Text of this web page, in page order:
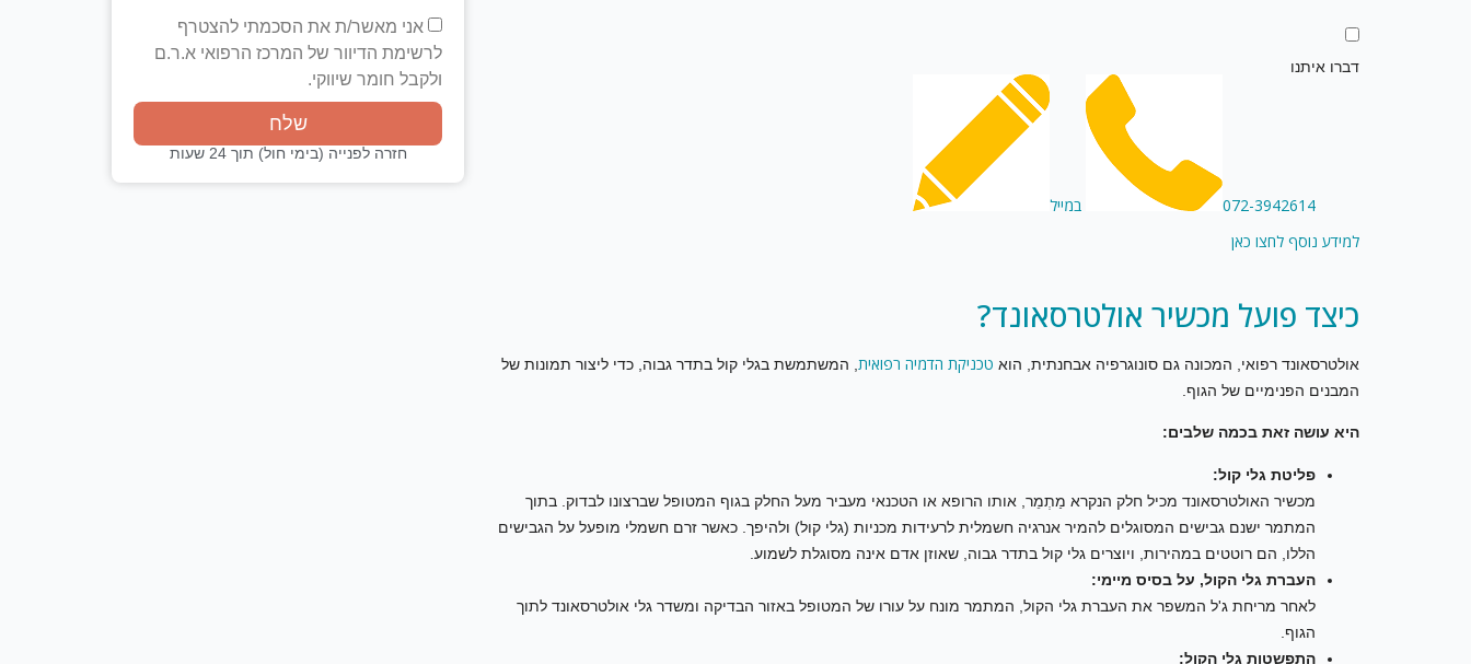
דברו איתנו
072-3942614
במייל
למידע נוסף לחצו כאן
כיצד פועל מכשיר אולטרסאונד?
אולטרסאונד רפואי, המכונה גם סונוגרפיה אבחנתית, הוא טכניקת הדמיה רפואית , המשתמשת בגלי קול בתדר גבוה, כדי ליצור תמונות של
המבנים הפנימיים של הגוף.
היא עושה זאת בכמה שלבים:
פליטת גלי קול:
מכשיר האולטרסאונד מכיל חלק הנקרא מַתְמֵר, אותו הרופא או הטכנאי מעביר מעל החלק בגוף המטופל שברצונו לבדוק. בתוך
המתמר ישנם גבישים המסוגלים להמיר אנרגיה חשמלית לרעידות מכניות (גלי קול) ולהיפך. כאשר זרם חשמלי מופעל על הגבישים
הללו, הם רוטטים במהירות, ויוצרים גלי קול בתדר גבוה, שאוזן אדם אינה מסוגלת לשמוע.
העברת גלי הקול, על בסיס מיימי:
לאחר מריחת ג'ל המשפר את העברת גלי הקול, המתמר מונח על עורו של המטופל באזור הבדיקה ומשדר גלי אולטרסאונד לתוך
הגוף.
התפשטות גלי הקול:
אני מאשר/ת את הסכמתי להצטרף
לרשימת הדיוור של המרכז הרפואי א.ר.ם
ולקבל חומר שיווקי.
שלח
חזרה לפנייה (בימי חול) תוך 24 שעות